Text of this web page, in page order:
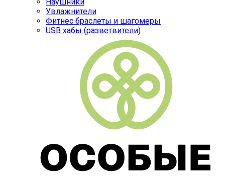
Увлажнители
Фитнес браслеты и шагомеры
USB хабы (разветвители)